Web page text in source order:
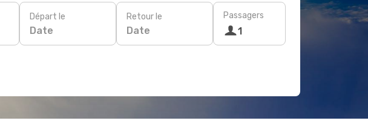
Départ le
Date
Retour le
Date
Passagers
1